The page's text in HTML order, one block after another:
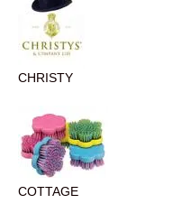
CHRISTY
COTTAGE